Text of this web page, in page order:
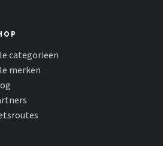
categorieën
merken